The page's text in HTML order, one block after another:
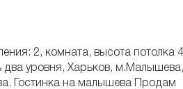
2, комната, высота потолка
два уровня, Харьков,
Гостинка на малышева Продам